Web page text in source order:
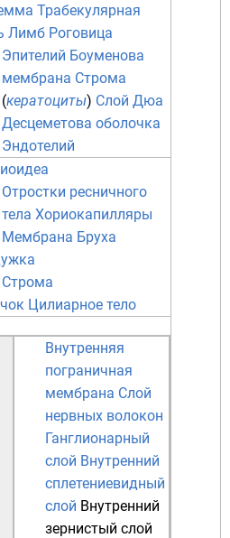
Трабекулярная
Лимб Роговица
Эпителий Боуменова
мембрана Строма
(кератоциты) Слой Дюа
Десцеметова оболочка
Эндотелий
Отростки ресничного
тела Хориокапилляры
Мембрана Бруха
Строма
Цилиарное тело
Внутренняя
пограничная
мембрана Слой
нервных волокон
Ганглионарный
слой Внутренний
сплетениевидный
слой Внутренний
зернистый слой